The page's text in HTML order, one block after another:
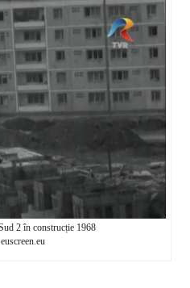
2 în construcție 1968